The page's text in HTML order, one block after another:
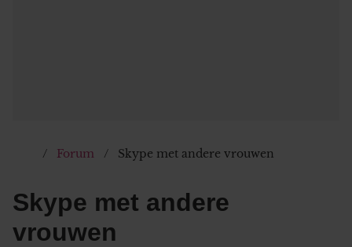
Forum Skype met andere vrouwen
Skype met andere
vrouwen